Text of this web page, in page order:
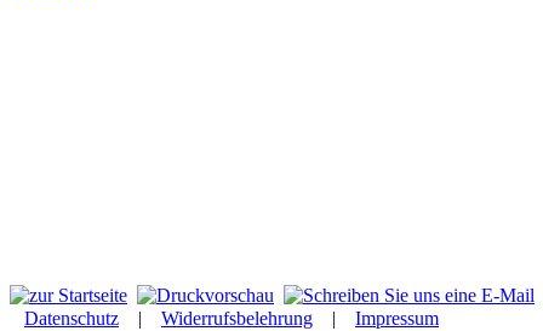
Datenschutz | Widerrufsbelehrung | Impressum